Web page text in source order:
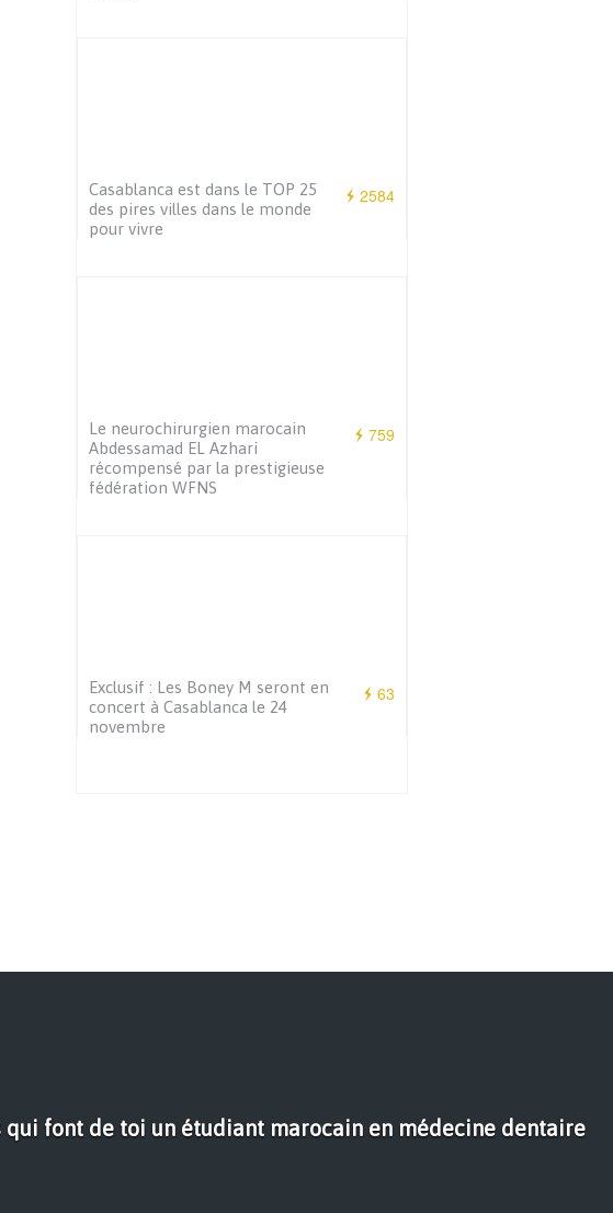
2584
Casablanca est dans le TOP 25
des pires villes dans le monde
pour vivre
759
Le neurochirurgien marocain
Abdessamad EL Azhari
récompensé par la prestigieuse
fédération WFNS
63
Exclusif : Les Boney M seront en
concert à Casablanca le 24
novembre
qui font de toi un étudiant marocain en médecine dentaire